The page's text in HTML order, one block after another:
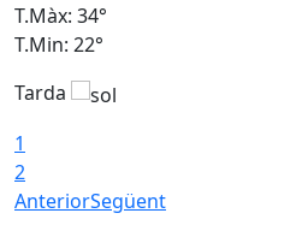
T.Màx: 34°
T.Min: 22°
Tarda
1
2
AnteriorSegüent